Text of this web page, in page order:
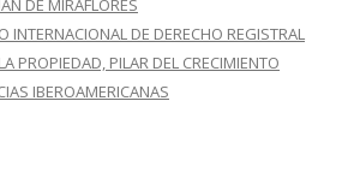
DE MIRAFLORES
INTERNACIONAL DE DERECHO REGISTRAL
PROPIEDAD, PILAR DEL CRECIMIENTO
IBEROAMERICANAS